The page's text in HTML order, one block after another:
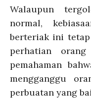
Walaupun
normal,
berteriak ini
perhatian
pemahaman
mengganggu
perbuatan yang